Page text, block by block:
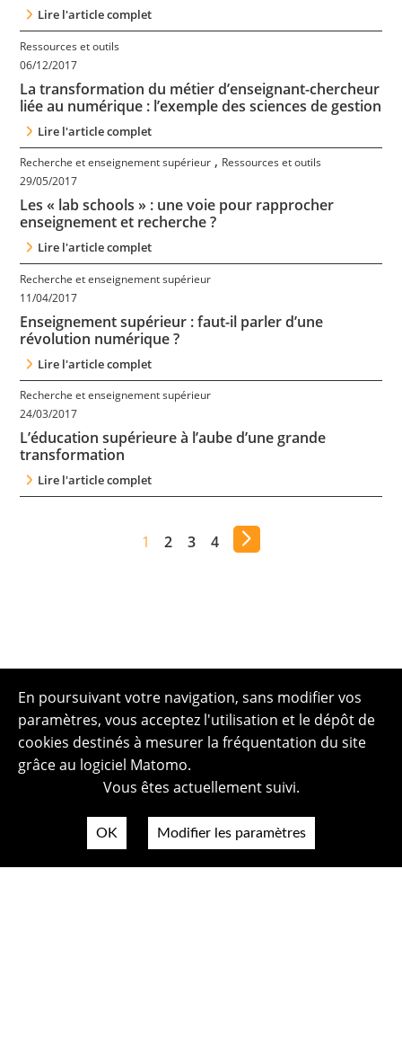
Lire l'article complet
Ressources et outils
06/12/2017
La transformation du métier d’enseignant-chercheur
liée au numérique : l’exemple des sciences de gestion
Lire l'article complet
Recherche et enseignement supérieur , Ressources et outils
29/05/2017
Les « lab schools » : une voie pour rapprocher
enseignement et recherche ?
Lire l'article complet
Recherche et enseignement supérieur
11/04/2017
Enseignement supérieur : faut-il parler d’une
révolution numérique ?
Lire l'article complet
Recherche et enseignement supérieur
24/03/2017
L’éducation supérieure à l’aube d’une grande
transformation
Lire l'article complet
1 2 3 4
En poursuivant votre navigation, sans modifier vos
paramètres, vous acceptez l'utilisation et le dépôt de
cookies destinés à mesurer la fréquentation du site
grâce au logiciel Matomo.
Vous êtes actuellement suivi.
OK Modifier les paramètres